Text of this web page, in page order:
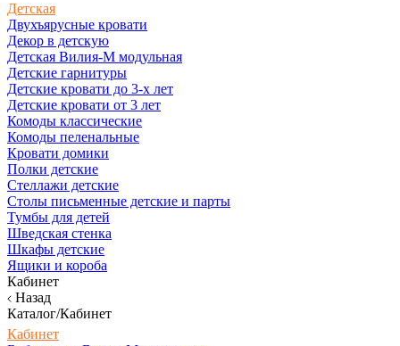
Детская
Двухъярусные кровати
Декор в детскую
Детская Вилия-М модульная
Детские гарнитуры
Детские кровати до 3-х лет
Детские кровати от 3 лет
Комоды классические
Комоды пеленальные
Кровати домики
Полки детские
Стеллажи детские
Столы письменные детские и парты
Тумбы для детей
Шведская стенка
Шкафы детские
Ящики и короба
Кабинет
Назад
Каталог/Кабинет
Кабинет